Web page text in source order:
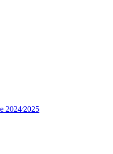
2024⁄2025